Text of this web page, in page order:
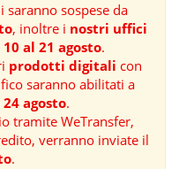
saranno sospese da
, inoltre i nostri uffici
al 21 agosto.
prodotti digitali con
saranno abilitati a
agosto.
tramite WeTransfer,
verranno inviate il
.